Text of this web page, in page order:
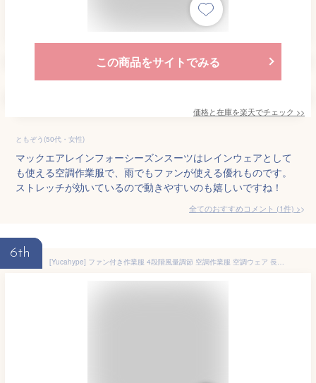
この商品をサイトでみる
価格と在庫を楽天でチェック >>
ともぞう(50代・女性)
マックエアレインフォーシーズンスーツはレインウェアとして
も使える空調作業服で、雨でもファンが使える優れものです。
ストレッチが効いているので動きやすいのも嬉しいですね！
全てのおすすめコメント (1件) >
6th
[Yucahype] ファン付き作業服 4段階風量調節 空調作業服 空調ウェア 長袖 ファン付きジャケット フード付き 防水加工 大風量 作業着 扇風服 ワークウェア 熱中症対策 猛暑対策 室外作業 農作業(2XL アーミーグリーン)